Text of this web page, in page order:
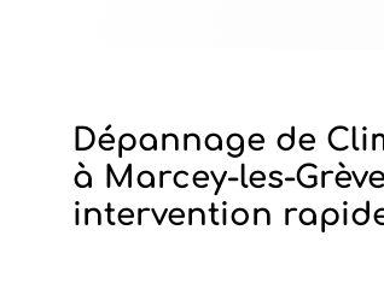
Dépannage de
à Marcey-les-
intervention